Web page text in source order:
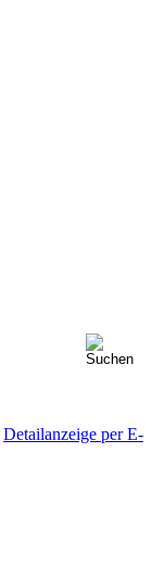
Detailanzeige per E-